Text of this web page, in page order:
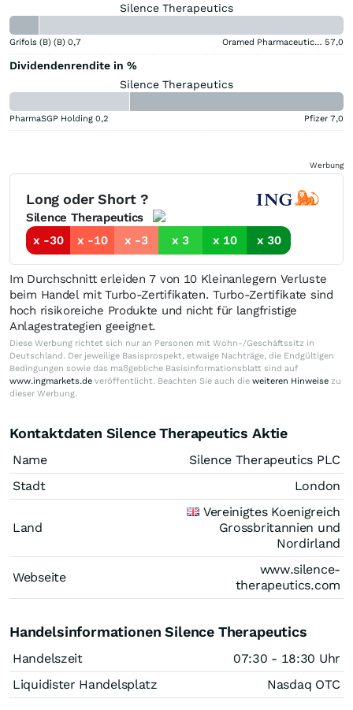
Silence Therapeutics
Grifols (B) (B) 0,7 Oramed Pharmaceuticals 57,0
Dividendenrendite in %
Silence Therapeutics
PharmaSGP Holding 0,2 Pfizer 7,0
Werbung
Long oder Short ?
Silence Therapeutics
x -30
x -10 x -3 x 3 x 10 x 30
Im Durchschnitt erleiden 7 von 10 Kleinanlegern Verluste
beim Handel mit Turbo-Zertifikaten. Turbo-Zertifikate sind
hoch risikoreiche Produkte und nicht für langfristige
Anlagestrategien geeignet.
Diese Werbung richtet sich nur an Personen mit Wohn-/Geschäftssitz in
Deutschland. Der jeweilige Basisprospekt, etwaige Nachträge, die Endgültigen
Bedingungen sowie das maßgebliche Basisinformationsblatt sind auf
www.ingmarkets.de veröffentlicht. Beachten Sie auch die weiteren Hinweise zu
dieser Werbung.
Kontaktdaten Silence Therapeutics Aktie
Name
Silence Therapeutics PLC
Stadt
London
Land
Vereinigtes Koenigreich
Grossbritannien und
Nordirland
Webseite
www.silence-
therapeutics.com
Handelsinformationen Silence Therapeutics
Handelszeit
07:30 - 18:30 Uhr
Liquidister Handelsplatz
Nasdaq OTC